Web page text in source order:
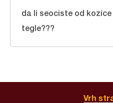
da li seociste od
tegle???
Vrh